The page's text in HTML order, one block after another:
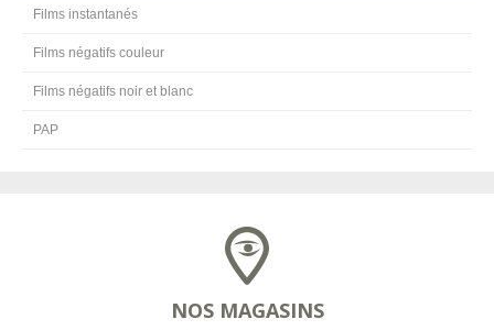
Films instantanés
Films négatifs couleur
Films négatifs noir et blanc
PAP
NOS MAGASINS